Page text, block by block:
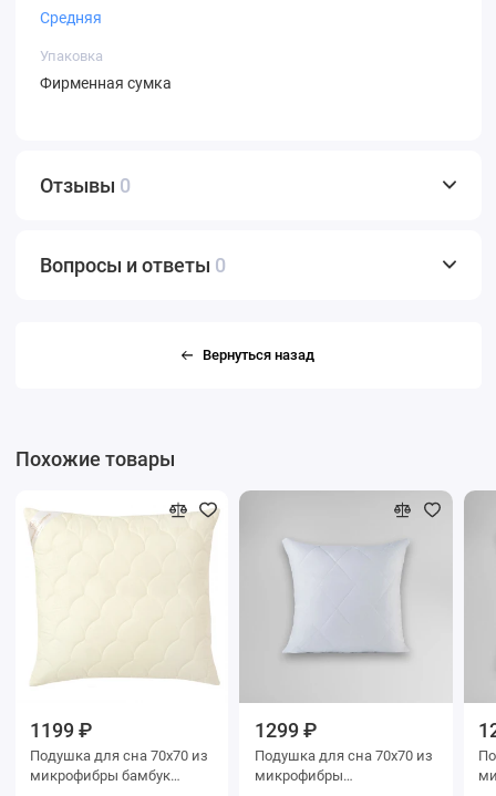
Средняя
Упаковка
Фирменная сумка
Отзывы 0
Вопросы и ответы 0
Вернуться назад
Похожие товары
1199 ₽
Подушка для сна 70х70 из
микрофибры бамбук
1299 ₽
Подушка для сна 70х70 из
микрофибры